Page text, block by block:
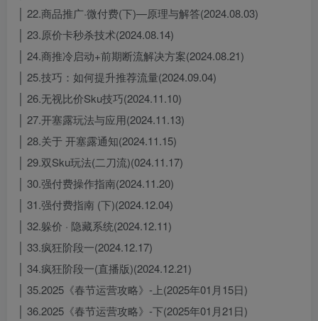
│ 22.商品推广·微付费(下)—原理与解答(2024.08.03)
│ 23.原价卡秒杀技术(2024.08.14)
│ 24.商推冷启动+前期断流解决方案(2024.08.21)
│ 25.技巧：如何提升推荐流量(2024.09.04)
│ 26.无视比价Sku技巧(2024.11.10)
│ 27.开塞露玩法与应用(2024.11.13)
│ 28.关于 开塞露通知(2024.11.15)
│ 29.双Sku玩法(二刀流)(024.11.17)
│ 30.强付费操作指南(2024.11.20)
│ 31.强付费指南 (下)(2024.12.04)
│ 32.躲价 · 隐藏系统(2024.12.11)
│ 33.疯狂阶段一(2024.12.17)
│ 34.疯狂阶段一(直播版)(2024.12.21)
│ 35.2025《春节运营攻略》-上(2025年01月15日)
│ 36.2025《春节运营攻略》-下(2025年01月21日)